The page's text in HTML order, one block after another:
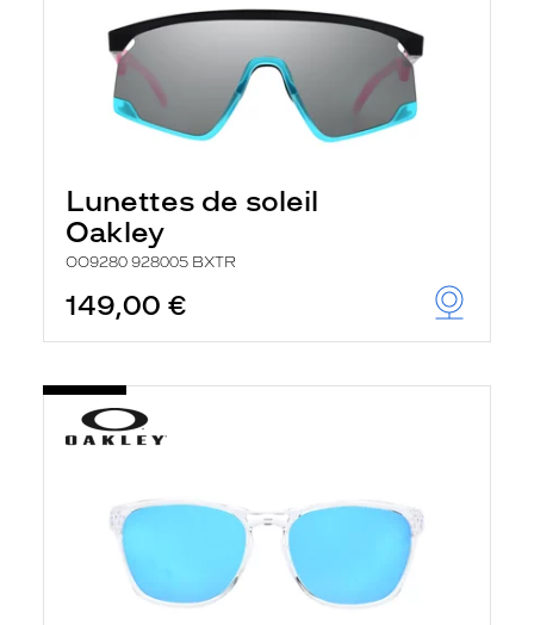
Lunettes de soleil
Oakley
OO9280 928005 BXTR
149,00 €